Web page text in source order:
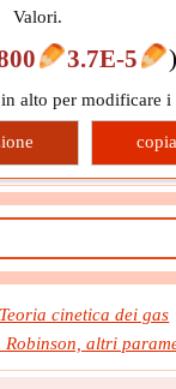
Valori.
3.7E-5
alto per modificare
copia
Teoria cinetica dei gas
altri